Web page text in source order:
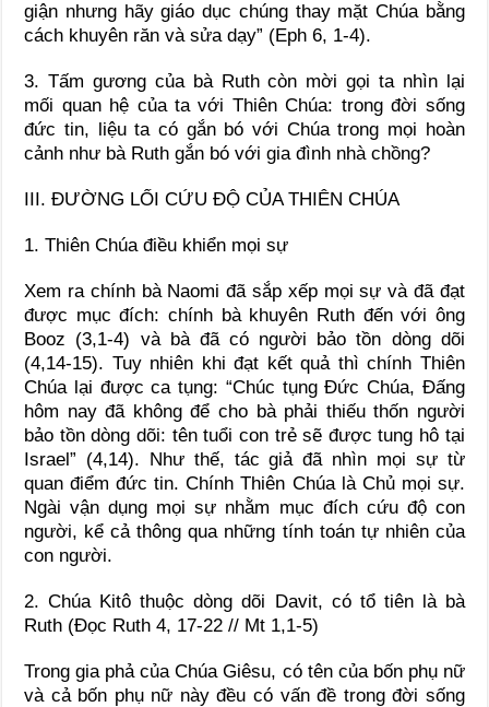
giận nhưng hãy giáo dục chúng thay mặt Chúa bằng
cách khuyên răn và sửa dạy” (Eph 6, 1-4).
3. Tấm gương của bà Ruth còn mời gọi ta nhìn lại
mối quan hệ của ta với Thiên Chúa: trong đời sống
đức tin, liệu ta có gắn bó với Chúa trong mọi hoàn
cảnh như bà Ruth gắn bó với gia đình nhà chồng?
III. ĐƯỜNG LỐI CỨU ĐỘ CỦA THIÊN CHÚA
1. Thiên Chúa điều khiển mọi sự
Xem ra chính bà Naomi đã sắp xếp mọi sự và đã đạt
được mục đích: chính bà khuyên Ruth đến với ông
Booz (3,1-4) và bà đã có người bảo tồn dòng dõi
(4,14-15). Tuy nhiên khi đạt kết quả thì chính Thiên
Chúa lại được ca tụng: “Chúc tụng Đức Chúa, Đấng
hôm nay đã không để cho bà phải thiếu thốn người
bảo tồn dòng dõi: tên tuổi con trẻ sẽ được tung hô tại
Israel” (4,14). Như thế, tác giả đã nhìn mọi sự từ
quan điểm đức tin. Chính Thiên Chúa là Chủ mọi sự.
Ngài vận dụng mọi sự nhằm mục đích cứu độ con
người, kể cả thông qua những tính toán tự nhiên của
con người.
2. Chúa Kitô thuộc dòng dõi Davit, có tổ tiên là bà
Ruth (Đọc Ruth 4, 17-22 // Mt 1,1-5)
Trong gia phả của Chúa Giêsu, có tên của bốn phụ nữ
và cả bốn phụ nữ này đều có vấn đề trong đời sống